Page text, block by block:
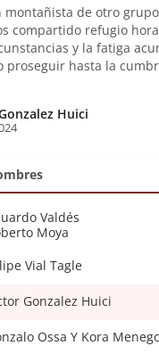
Valdés
Moya
Vial Tagle
Gonzalez Huici
Ossa Y Kora
de otro
compartido refugio
y la fatiga
proseguir hasta la
Huici